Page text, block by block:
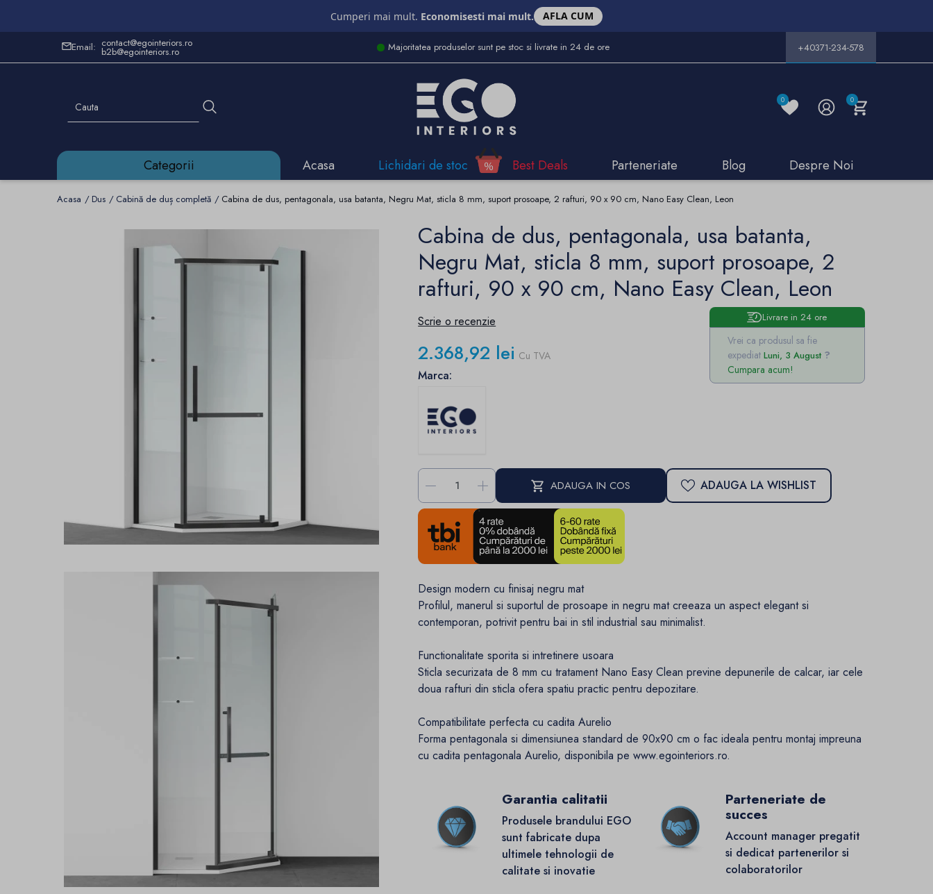
Cumperi mai mult. Economisesti mai mult. AFLA CUM
Email: contact@egointeriors.ro
b2b@egointeriors.ro Majoritatea produselor sunt pe stoc si livrate in 24 de ore +40371-234-578
0 0
Categorii Acasa Lichidari de stoc Best Deals Parteneriate Blog Despre Noi
Acasa Dus Cabină de duș completă Cabina de dus, pentagonala, usa batanta, Negru Mat, sticla 8 mm, suport prosoape, 2 rafturi, 90 x 90 cm, Nano Easy Clean, Leon
Cabina de dus, pentagonala, usa batanta,
Negru Mat, sticla 8 mm, suport prosoape, 2
rafturi, 90 x 90 cm, Nano Easy Clean, Leon
Livrare in 24 ore
Vrei ca produsul sa fie
expediat Luni, 3 August
Cumpara acum!
Scrie o recenzie
2.368,92 lei Cu TVA
Marca:
- + ADAUGA IN COS ADAUGA LA WISHLIST
Design modern cu finisaj negru mat
Profilul, manerul si suportul de prosoape in negru mat creeaza un aspect elegant si
contemporan, potrivit pentru bai in stil industrial sau minimalist.
Functionalitate sporita si intretinere usoara
Sticla securizata de 8 mm cu tratament Nano Easy Clean previne depunerile de calcar, iar cele
doua rafturi din sticla ofera spatiu practic pentru depozitare.
Compatibilitate perfecta cu cadita Aurelio
Forma pentagonala si dimensiunea standard de 90x90 cm o fac ideala pentru montaj impreuna
cu cadita pentagonala Aurelio, disponibila pe www.egointeriors.ro.
Garantia calitatii
Produsele brandului EGO
sunt fabricate dupa
ultimele tehnologii de
calitate si inovatie
Parteneriate de
succes
Account manager pregatit
si dedicat partenerilor si
colaboratorilor